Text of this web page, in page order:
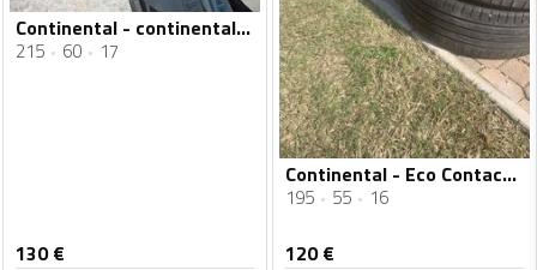
Continental - continental - Univerzalna guma
215 60 17
130€
Continental - Eco Contact 5 - Ljetnja guma
195 55 16
120€